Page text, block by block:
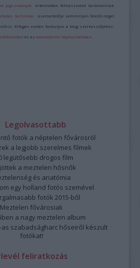
jogszabályok értelmében felhasználói tartalomnak
technikai üzemeltetője semmilyen felelősséget
Kifogás esetén forduljon a blog szerkesztőjéhez.
és azadatvédelmi tájékoztatóban
Legolvasottabb
fotók a néptelen fővárosról
a legjobb szerelmes filmek
legütősebb drogos film
a meztelen hősnők
és anatómia
egy holland fotós szemével
fotók 2015-ből
Meztelen fővárosiak
a nagy meztelen album
as szabadságharc hőseiről készült
fotókat!
feliratkozás